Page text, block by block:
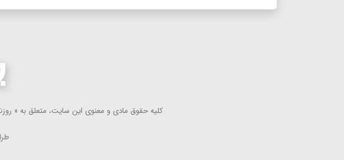
كلیه حقوق مادی و معنوی این سایت، متعلق به «